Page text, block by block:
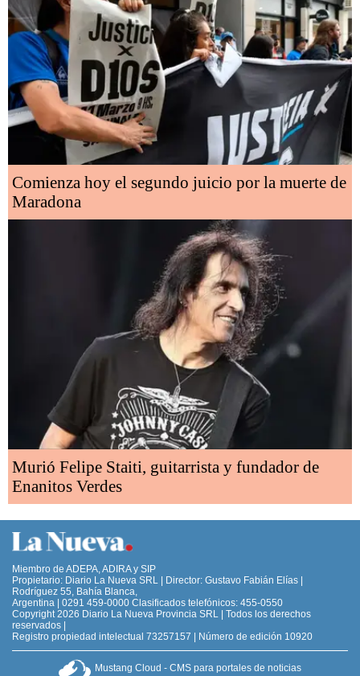
Comienza hoy el segundo juicio por la muerte de
Maradona
Murió Felipe Staiti, guitarrista y fundador de
Enanitos Verdes
Miembro de ADEPA, ADIRA y SIP
Propietario: Diario La Nueva SRL | Director: Gustavo Fabián Elías |
Rodríguez 55, Bahía Blanca,
Argentina | 0291 459-0000 Clasificados telefónicos: 455-0550
Copyright 2026 Diario La Nueva Provincia SRL | Todos los derechos
reservados |
Registro propiedad intelectual 73257157 | Número de edición 10920
Mustang Cloud - CMS para portales de noticias